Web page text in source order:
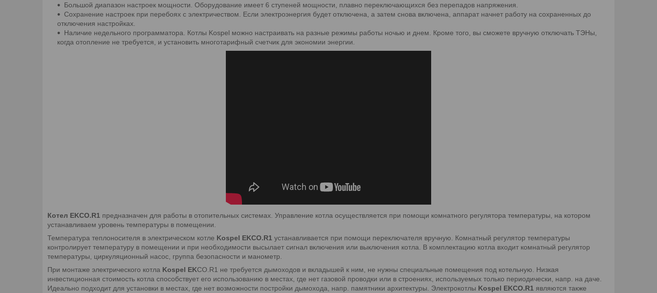
Большой диапазон настроек мощности. Оборудование имеет 6 ступеней мощности, плавно переключающихся без перепадов напряжения.
Сохранение настроек при перебоях с электричеством. Если электроэнергия будет отключена, а затем снова включена, аппарат начнет работу на сохраненных до
отключения настройках.
Наличие недельного программатора. Котлы Kospel можно настраивать на разные режимы работы ночью и днем. Кроме того, вы сможете вручную отключать ТЭНы,
когда отопление не требуется, и установить многотарифный счетчик для экономии энергии.
Котел EKCO.R1 предназначен для работы в отопительных системах. Управление котла осуществляется при помощи комнатного регулятора температуры, на котором
устанавливаем уровень температуры в помещении.
Температура теплоносителя в электрическом котле Kospel EKCO.R1 устанавливается при помощи переключателя вручную. Комнатный регулятор температуры
контролирует температуру в помещении и при необходимости высылает сигнал включения или выключения котла. В комплектацию котла входит комнатный регулятор
температуры, циркуляционный насос, группа безопасности и манометр.
При монтаже электрического котла Kospel EKCO.R1 не требуется дымоходов и вкладышей к ним, не нужны специальные помещения под котельную. Низкая
инвестиционная стоимость котла способствует его использованию в местах, где нет газовой проводки или в строениях, используемых только периодически, напр. на даче.
Идеально подходит для установки в местах, где нет возможности постройки дымохода, напр. памятники архитектуры. Электрокотлы Kospel EKCO.R1 являются также